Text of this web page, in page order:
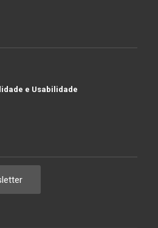
e Usabilidade